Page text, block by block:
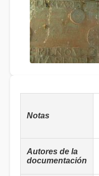
Notas
Autores de la
documentación